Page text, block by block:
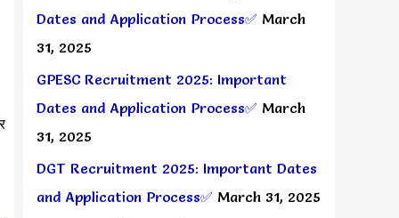
Dates and Application Process✅ March
31, 2025
GPESC Recruitment 2025: Important
Dates and Application Process✅ March
31, 2025
DGT Recruitment 2025: Important Dates
and Application Process✅ March 31, 2025